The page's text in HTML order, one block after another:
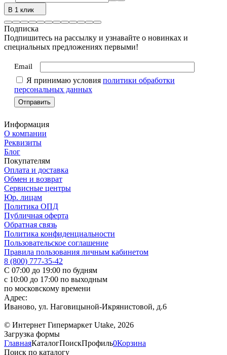
В 1 клик
Подписка
Подпишитесь на рассылку и узнавайте о новинках и
специальных предложениях первыми!
Email
Я принимаю условия политики обработки
персональных данных
Информация
О компании
Реквизиты
Блог
Покупателям
Оплата и доставка
Обмен и возврат
Сервисные центры
Юр. лицам
Политика ОПД
Публичная оферта
Обратная связь
Политика конфиденциальности
Пользовательское соглашение
Правила пользования личным кабинетом
8 (800) 777-35-42
С 07:00 до 19:00 по будням
с 10:00 до 17:00 по выходным
по московскому времени
Адрес:
Иваново, ул. Наговицыной-Икрянистовой, д.6
© Интернет Гипермаркет Utake, 2026
Загрузка формы
ГлавнаяКаталогПоискПрофиль0Корзина
Поиск по каталогу